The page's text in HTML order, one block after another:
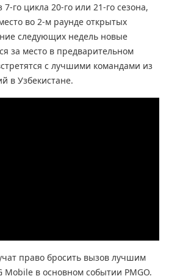
го цикла 20-го или 21-го сезона,
во 2-м раунде открытых
следующих недель новые
за место в предварительном
с лучшими командами из
в Узбекистане.
право бросить вызов лучшим
Mobile в основном событии PMGO.